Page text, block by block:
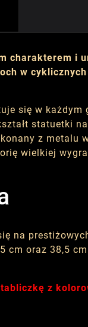
charakterem i
w
się w
statuetki
z
wielkiej
na
cm oraz 38,5
z